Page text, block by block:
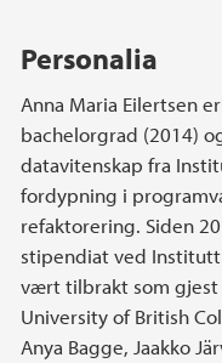
Personalia
Anna Maria Eilertsen
bachelorgrad (2014)
datavitenskap fra
fordypning i
refaktorering. Siden
stipendiat ved
vært tilbrakt som gjest
University of British
Anya Bagge, Jaakko